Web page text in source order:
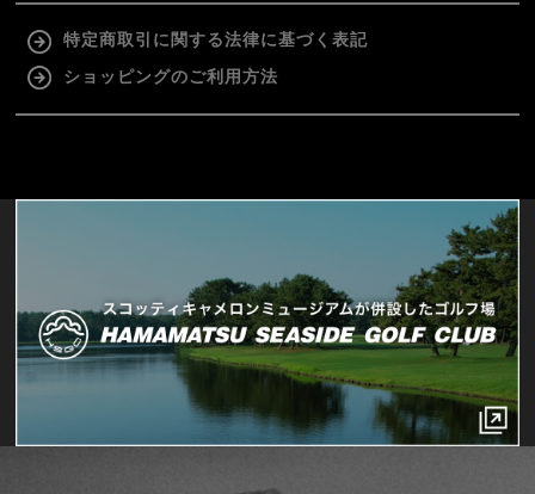
特定商取引に関する法律に基づく表記
ショッピングのご利用方法